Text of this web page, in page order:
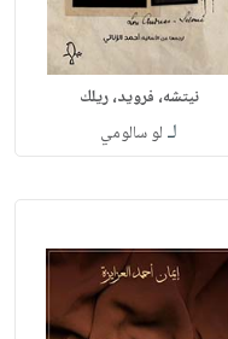
نيتشه، فرويد، ريلك
لـ لو سالومي